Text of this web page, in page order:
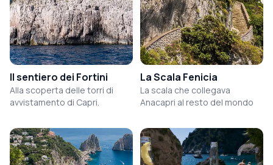
Il sentiero dei Fortini
Alla scoperta delle torri di
avvistamento di Capri.
La Scala Fenicia
La scala che collegava
Anacapri al resto del mondo